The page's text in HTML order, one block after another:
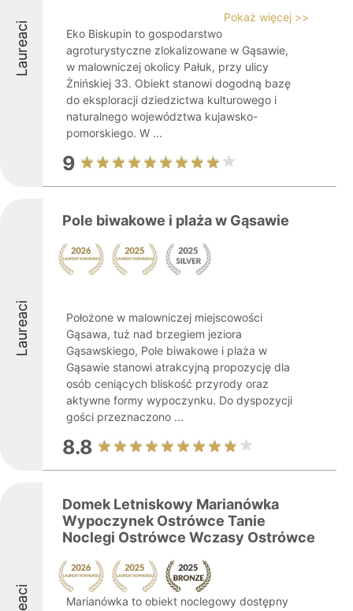
Laureaci
Pokaż więcej >>
Eko Biskupin to gospodarstwo
agroturystyczne zlokalizowane w Gąsawie,
w malowniczej okolicy Pałuk, przy ulicy
Żnińskiej 33. Obiekt stanowi dogodną bazę
do eksploracji dziedzictwa kulturowego i
naturalnego województwa kujawsko-
pomorskiego. W ...
9
Laureaci
Pole biwakowe i plaża w Gąsawie
Położone w malowniczej miejscowości
Gąsawa, tuż nad brzegiem jeziora
Gąsawskiego, Pole biwakowe i plaża w
Gąsawie stanowi atrakcyjną propozycję dla
osób ceniących bliskość przyrody oraz
aktywne formy wypoczynku. Do dyspozycji
gości przeznaczono ...
8.8
Domek Letniskowy Marianówka
Wypoczynek Ostrówce Tanie
Noclegi Ostrówce Wczasy Ostrówce
Marianówka to obiekt noclegowy dostępny